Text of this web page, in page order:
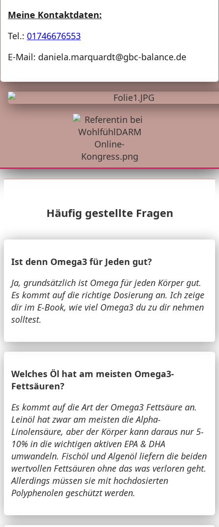
Meine Kontaktdaten:
Tel.: 01746676553
E-Mail: daniela.marquardt@gbc-balance.de
Häufig gestellte Fragen
Ist denn Omega3 für Jeden gut?
Ja, grundsätzlich ist Omega für jeden Körper gut.
Es kommt auf die richtige Dosierung an. Ich zeige
dir im E-Book, wie viel Omega3 du zu dir nehmen
solltest.
Welches Öl hat am meisten Omega3-
Fettsäuren?
Es kommt auf die Art der Omega3 Fettsäure an.
Leinöl hat zwar am meisten die Alpha-
Linolensäure, aber der Körper kann daraus nur 5-
10% in die wichtigen aktiven EPA & DHA
umwandeln. Fischöl und Algenöl liefern die beiden
wertvollen Fettsäuren ohne das was verloren geht.
Allerdings müssen sie mit hochdosierten
Polyphenolen geschützt werden.